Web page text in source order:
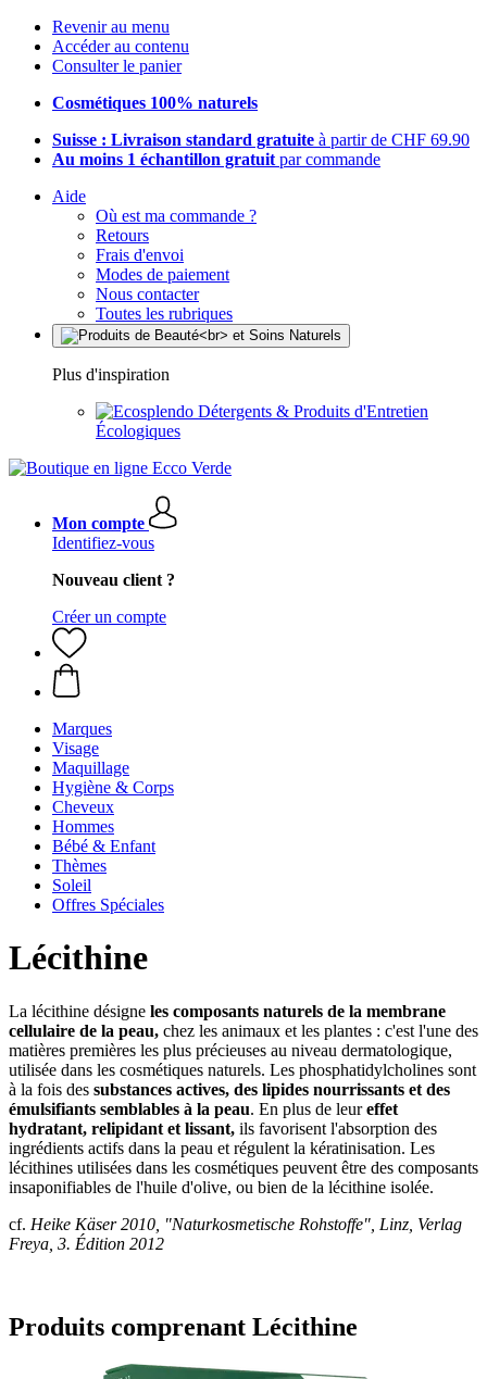
Revenir au menu
Accéder au contenu
Consulter le panier
Cosmétiques 100% naturels
Suisse : Livraison standard gratuite à partir de CHF 69.90
Au moins 1 échantillon gratuit par commande
Aide
Où est ma commande ?
Retours
Frais d'envoi
Modes de paiement
Nous contacter
Toutes les rubriques
Plus d'inspiration
Détergents & Produits d'Entretien
Écologiques
Mon compte
Identifiez-vous
Nouveau client ?
Créer un compte
Marques
Visage
Maquillage
Hygiène & Corps
Cheveux
Hommes
Bébé & Enfant
Thèmes
Soleil
Offres Spéciales
Lécithine
La lécithine désigne les composants naturels de la membrane
cellulaire de la peau, chez les animaux et les plantes : c'est l'une des
matières premières les plus précieuses au niveau dermatologique,
utilisée dans les cosmétiques naturels. Les phosphatidylcholines sont
à la fois des substances actives, des lipides nourrissants et des
émulsifiants semblables à la peau. En plus de leureffet
hydratant, relipidant et lissant, ils favorisent l'absorption des
ingrédients actifs dans la peau et régulent la kératinisation. Les
lécithines utilisées dans les cosmétiques peuvent être des composants
insaponifiables de l'huile d'olive, ou bien de la lécithine isolée.
cf. Heike Käser 2010, "Naturkosmetische Rohstoffe", Linz, Verlag
Freya, 3. Édition 2012
Produits comprenant Lécithine